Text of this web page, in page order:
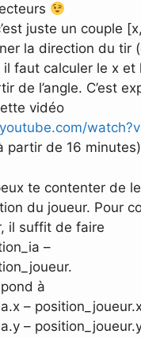
juste un couple
la direction du tir
il faut calculer le x et
de l’angle. C’est
vidéo
partir de 16 minutes)
te contenter de
du joueur. Pour
il suffit de faire
–
à
– position_joueur.x
–